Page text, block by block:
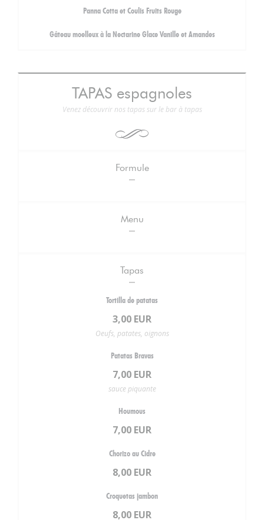
Panna Cotta et Coulis Fruits Rouge
Gâteau moelleux à la Nectarine Glace Vanille et Amandes
TAPAS espagnoles
Venez découvrir nos tapas sur le bar à tapas
Formule
Menu
Tapas
Tortilla de patatas
3,00 EUR
Oeufs, patates, oignons
Patatas Bravas
7,00 EUR
sauce piquante
Houmous
7,00 EUR
Chorizo au Cidre
8,00 EUR
Croquetas jambon
8,00 EUR